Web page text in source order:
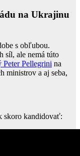
na Ukrajinu
s obľubou.
síl, ale nemá túto
Peter Pellegrini na
ministrov a aj seba,
skoro kandidovať: